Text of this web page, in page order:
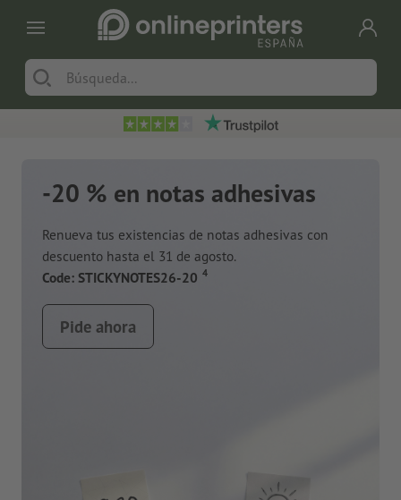
-20 % en notas adhesivas
Renueva tus existencias de notas adhesivas con
descuento hasta el 31 de agosto.
Code: STICKYNOTES26-20 4
Pide ahora